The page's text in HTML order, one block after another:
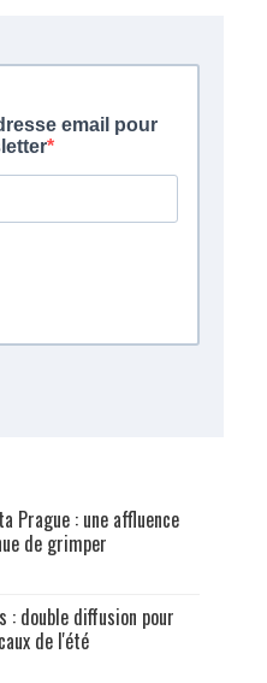
Prague : une affluence
de grimper
: double diffusion pour
de l'été